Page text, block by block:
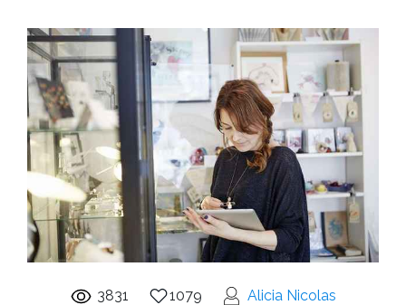
3831 1079 Alicia Nicolas